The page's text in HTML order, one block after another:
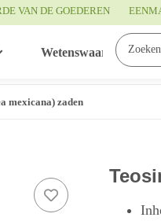
VAN DE GOEDEREN
Wetenswaardigheden
mexicana) zaden